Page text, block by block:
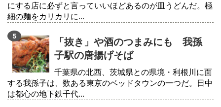
にする店に必ずと言っていいほどあるのが皿うどんだ。極
細の麺をカリカリに...
「抜き」や酒のつまみにも 我孫
子駅の唐揚げそば
千葉県の北西、茨城県との県境・利根川に面
する我孫子は、数ある東京のベッドタウンの一つだ。日中
は都心の地下鉄千代...